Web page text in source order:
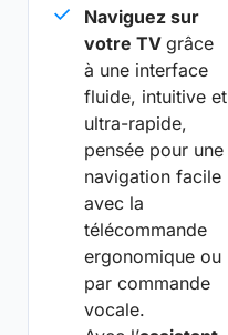
Naviguez sur
votre TV grâce
à une interface
fluide, intuitive et
ultra-rapide,
pensée pour une
navigation facile
avec la
télécommande
ergonomique ou
par commande
vocale.